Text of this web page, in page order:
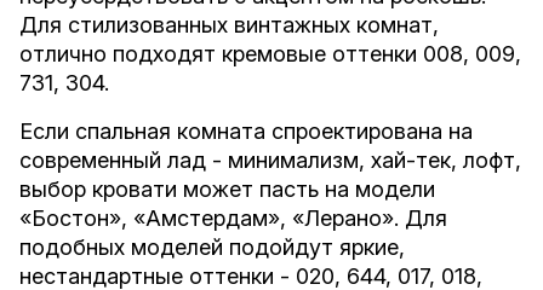
Для стилизованных винтажных комнат,
отлично подходят кремовые оттенки 008, 009,
731, 304.
Если спальная комната спроектирована на
современный лад - минимализм, хай-тек, лофт,
выбор кровати может пасть на модели
«Бостон», «Амстердам», «Лерано». Для
подобных моделей подойдут яркие,
нестандартные оттенки - 020, 644, 017, 018,